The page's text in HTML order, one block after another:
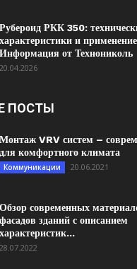
Рубероид РКК 350:
характеристики и
Информация от Технониколь
20.04.2026
ПОСТЫ
Монтаж VRV систем –
для комфортного климата
Коммуникации 20.06.2021
Обзор современных
фасадов зданий с описанием
характеристик...
28.07.2022